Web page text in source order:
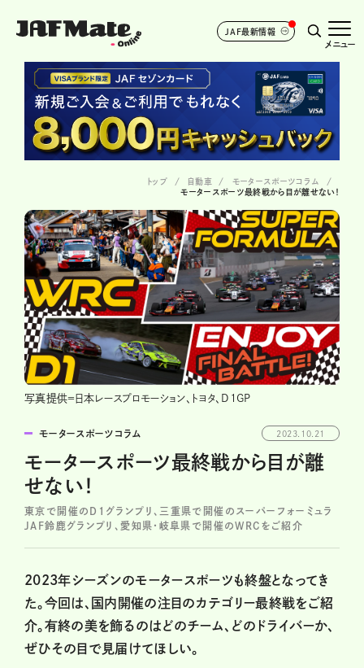
JAF最新情報
メニュー
トップ 自動車
モータースポーツコラム
モータースポーツ最終戦から目が離せない！
写真提供＝日本レースプロモーション、トヨタ、D1GP
モータースポーツコラム 2023.10.21
モータースポーツ最終戦から目が離
せない！
東京で開催のD1グランプリ、三重県で開催のスーパーフォーミュラ
JAF鈴鹿グランプリ、愛知県・岐阜県で開催のWRCをご紹介
2023年シーズンのモータースポーツも終盤となってき
た。今回は、国内開催の注目のカテゴリー最終戦をご紹
介。有終の美を飾るのはどのチーム、どのドライバーか、
ぜひその目で見届けてほしい。